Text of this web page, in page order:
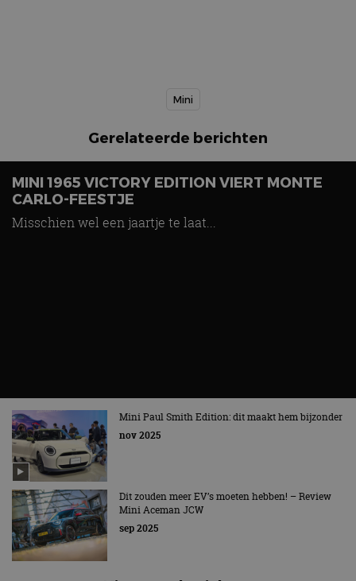
Mini
Gerelateerde berichten
MINI 1965 VICTORY EDITION VIERT MONTE
CARLO-FEESTJE
Misschien wel een jaartje te laat...
Mini Paul Smith Edition: dit maakt hem bijzonder
nov 2025
Dit zouden meer EV’s moeten hebben! – Review
Mini Aceman JCW
sep 2025